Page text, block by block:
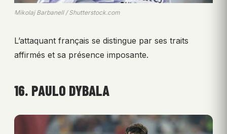
Mikolaj Barbanell / Shutterstock.com
L’attaquant français se distingue par ses traits
affirmés et sa présence imposante.
16. PAULO DYBALA